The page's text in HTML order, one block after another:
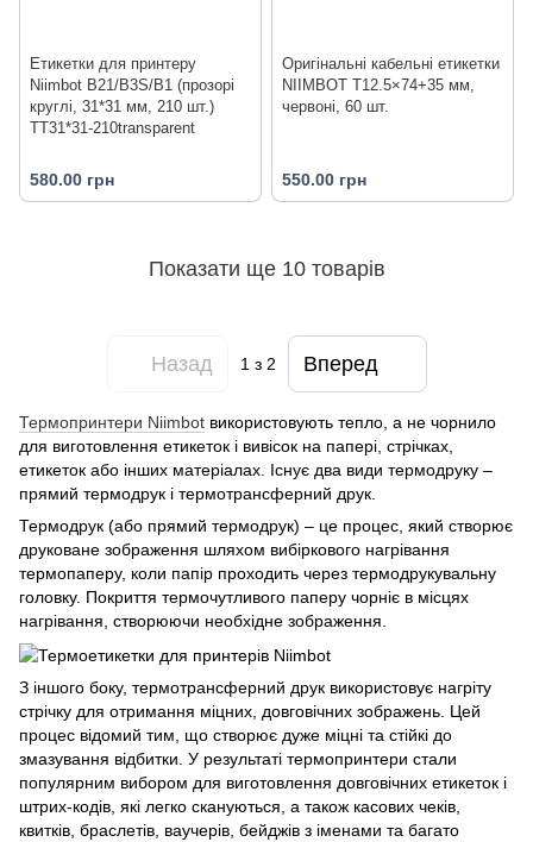
Етикетки для принтеру
Niimbot B21/B3S/B1 (прозорі
круглі, 31*31 мм, 210 шт.)
TT31*31-210transparent
580.00 грн
Оригінальні кабельні етикетки
NIIMBOT T12.5×74+35 мм,
червоні, 60 шт.
550.00 грн
Показати ще 10 товарів
Назад 1з 2 Вперед
Термопринтери Niimbot використовують тепло, а не чорнило
для виготовлення етикеток і вивісок на папері, стрічках,
етикеток або інших матеріалах. Існує два види термодруку –
прямий термодрук і термотрансферний друк.
Термодрук (або прямий термодрук) – це процес, який створює
друковане зображення шляхом вибіркового нагрівання
термопаперу, коли папір проходить через термодрукувальну
головку. Покриття термочутливого паперу чорніє в місцях
нагрівання, створюючи необхідне зображення.
З іншого боку, термотрансферний друк використовує нагріту
стрічку для отримання міцних, довговічних зображень. Цей
процес відомий тим, що створює дуже міцні та стійкі до
змазування відбитки. У результаті термопринтери стали
популярним вибором для виготовлення довговічних етикеток і
штрих-кодів, які легко скануються, а також касових чеків,
квитків, браслетів, ваучерів, бейджів з іменами та багато